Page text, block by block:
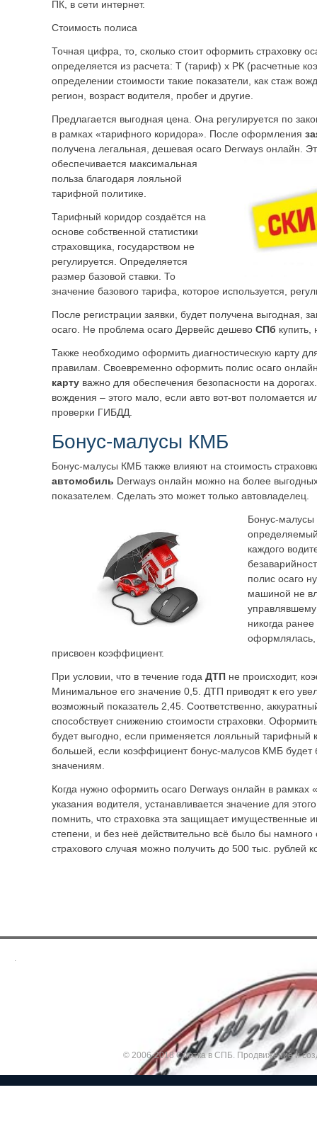
ПК, в сети интернет.
Стоимость полиса
Точная цифра, то, сколько стоит оформить страховку
определяется из расчета: Т (тариф) х РК (расчетные
определении стоимости такие показатели, как стаж
регион, возраст водителя, пробег и другие.
Предлагается выгодная цена. Она регулируется по
в рамках «тарифного коридора». После оформления
получена легальная, дешевая осаго Derways онлайн.
обеспечивается максимальная
польза благодаря лояльной
тарифной политике.
Тарифный коридор создаётся на
основе собственной статистики
страховщика, государством не
регулируется. Определяется
размер базовой ставки. То
значение базового тарифа, которое используется,
После регистрации заявки, будет получена выгодная,
осаго. Не проблема осаго Дервейс дешево СПб купить,
Также необходимо оформить диагностическую карту
правилам. Своевременно оформить полис осаго
карту важно для обеспечения безопасности на
вождения – этого мало, если авто вот-вот поломается
проверки ГИБДД.
Бонус-малусы КМБ
Бонус-малусы КМБ также влияют на стоимость
автомобиль Derways онлайн можно на более
показателем. Сделать это может только автовладелец.
Бонус-малусы
каждого
полис осаго
машиной не
управлявшему
никогда
оформлялась,
присвоен коэффициент.
При условии, что в течение года ДТП не происходит,
Минимальное его значение 0,5. ДТП приводят к его
возможный показатель 2,45. Соответственно,
способствует снижению стоимости страховки.
будет выгодно, если применяется лояльный тарифный
большей, если коэффициент бонус-малусов КМБ будет
значениям.
Когда нужно оформить осаго Derways онлайн в рамках «
указания водителя, устанавливается значение для
помнить, что страховка эта защищает имущественные
степени, и без неё действительно всё было бы
страхового случая можно получить до 500 тыс. рублей
.
© 2006-2018 Смотка в СПБ. Продвижение и